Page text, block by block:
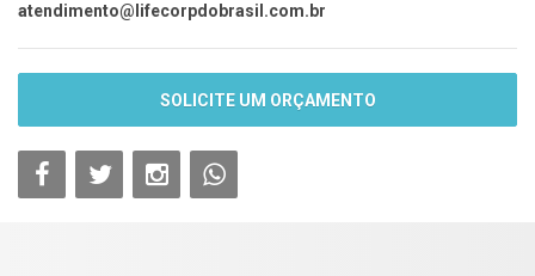
atendimento@lifecorpdobrasil.com.br
SOLICITE UM ORÇAMENTO